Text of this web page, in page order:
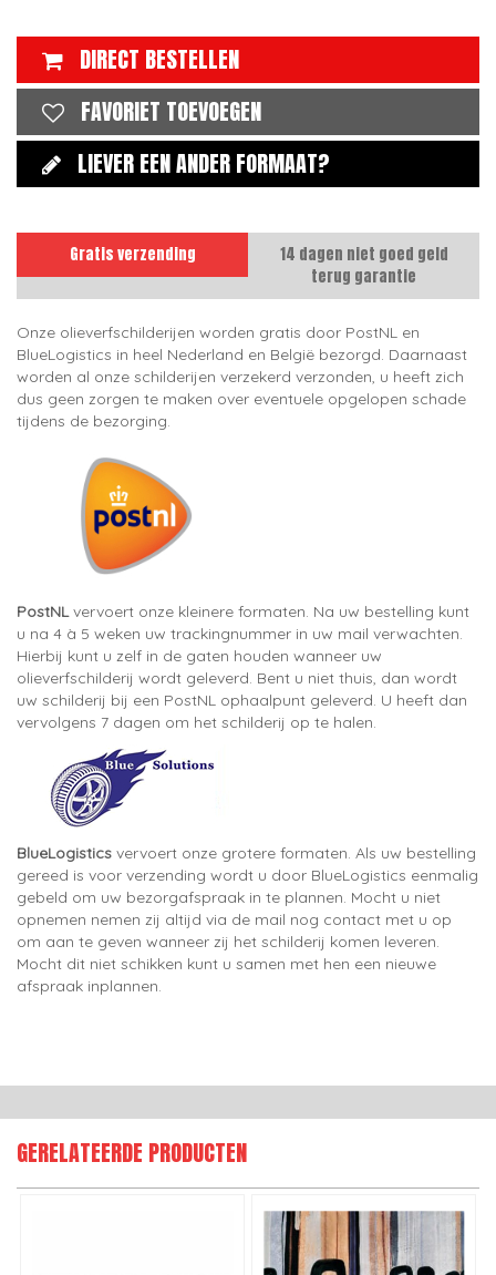
DIRECT BESTELLEN
FAVORIET TOEVOEGEN
LIEVER EEN ANDER FORMAAT?
Gratis verzending
14 dagen niet goed geld
terug garantie
Onze olieverfschilderijen worden gratis door PostNL en
BlueLogistics in heel Nederland en België bezorgd. Daarnaast
worden al onze schilderijen verzekerd verzonden, u heeft zich
dus geen zorgen te maken over eventuele opgelopen schade
tijdens de bezorging.
PostNLvervoert onze kleinere formaten. Na uw bestelling kunt
u na 4 à 5 weken uw trackingnummer in uw mail verwachten.
Hierbij kunt u zelf in de gaten houden wanneer uw
olieverfschilderij wordt geleverd. Bent u niet thuis, dan wordt
uw schilderij bij een PostNL ophaalpunt geleverd. U heeft dan
vervolgens 7 dagen om het schilderij op te halen.
BlueLogistics vervoert onze grotere formaten. Als uw bestelling
gereed is voor verzending wordt u door BlueLogistics eenmalig
gebeld om uw bezorgafspraak in te plannen. Mocht u niet
opnemen nemen zij altijd via de mail nog contact met u op
om aan te geven wanneer zij het schilderij komen leveren.
Mocht dit niet schikken kunt u samen met hen een nieuwe
afspraak inplannen.
GERELATEERDE PRODUCTEN